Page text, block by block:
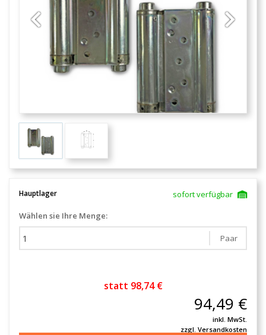
Previous Next
Hauptlager
sofort verfügbar
Wählen sie Ihre Menge:
Paar
statt 98,74 €
94,49 €
inkl. MwSt.
zzgl. Versandkosten